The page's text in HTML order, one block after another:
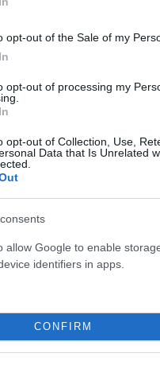
opt-out of the Sale of my
opt-out of processing my
opt-out of Collection, Use,
Data that Is Unrelated
allow Google to enable
identifiers in apps.
CONFIRM
residents across
pic.twitter.com/
–
ρεύμα την
επιβεβαίωσε
τις πλέον
από